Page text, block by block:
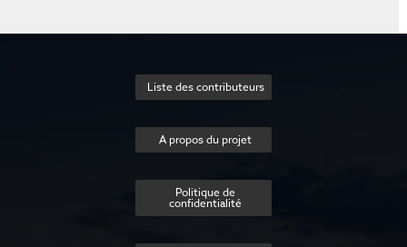
Liste des contributeurs
A propos du projet
Politique de
confidentialité